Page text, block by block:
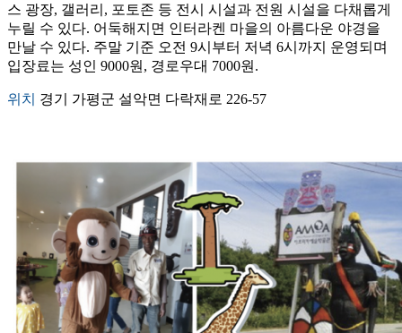
스 광장, 갤러리, 포토존 등 전시 시설과 전원 시설을 다채롭게
누릴 수 있다. 어둑해지면 인터라켄 마을의 아름다운 야경을
만날 수 있다. 주말 기준 오전 9시부터 저녁 6시까지 운영되며
입장료는 성인 9000원, 경로우대 7000원.
위치 경기 가평군 설악면 다락재로 226-57